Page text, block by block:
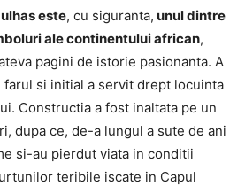
este, cu siguranta, unul dintre
ale continentului african,
pagini de istorie pasionanta. A
si initial a servit drept locuinta
Constructia a fost inaltata pe un
dupa ce, de-a lungul a sute de ani
si-au pierdut viata in conditii
teribile iscate in Capul